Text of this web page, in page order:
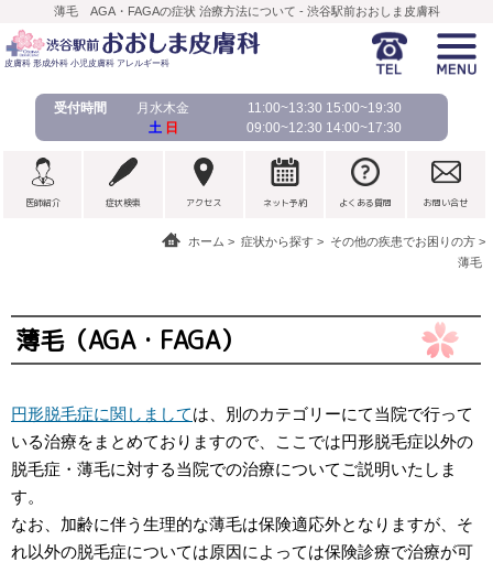
薄毛 AGA・FAGAの症状 治療方法について - 渋谷駅前おおしま皮膚科
皮膚科 形成外科 小児皮膚科 アレルギー科
受付時間
月水木金
土 日
11:00~13:30 15:00~19:30
09:00~12:30 14:00~17:30
医師紹介 症状検索 アクセス ネット予約 よくある質問 お問い合せ
ホーム 症状から探す
その他の疾患でお困りの方
薄毛
薄毛（AGA・FAGA）
円形脱毛症に関しましては、別のカテゴリーにて当院で行って
いる治療をまとめておりますので、ここでは円形脱毛症以外の
脱毛症・薄毛に対する当院での治療についてご説明いたしま
す。
なお、加齢に伴う生理的な薄毛は保険適応外となりますが、そ
れ以外の脱毛症については原因によっては保険診療で治療が可